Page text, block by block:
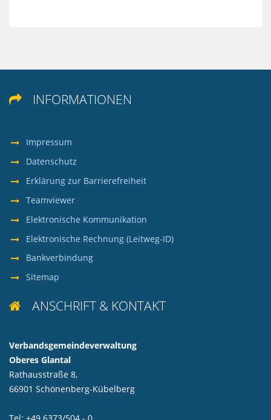
 INFORMATIONEN
Impressum
Datenschutz
Erklärung zur Barrierefreiheit
Teamviewer
Elektronische Kommunikation
Elektronische Rechnung (Leitweg-ID)
Bankverbindung
Sitemap
 ANSCHRIFT & KONTAKT
Verbandsgemeindeverwaltung
Oberes Glantal
Rathausstraße 8,
66901 Schönenberg-Kübelberg